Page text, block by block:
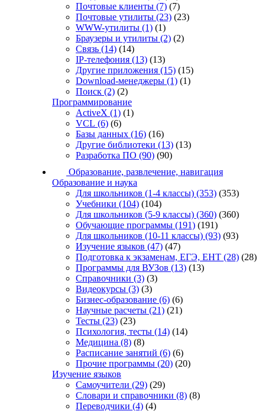
Почтовые клиенты (7) (7)
Почтовые утилиты (23) (23)
WWW-утилиты (1) (1)
Браузеры и утилиты (2) (2)
Связь (14) (14)
IP-телефония (13) (13)
Другие приложения (15) (15)
Download-менеджеры (1) (1)
Поиск (2) (2)
Программирование
ActiveX (1) (1)
VCL (6) (6)
Базы данных (16) (16)
Другие библиотеки (13) (13)
Разработка ПО (90) (90)
Образование, развлечение, навигация
Образование и наука
Для школьников (1-4 классы) (353) (353)
Учебники (104) (104)
Для школьников (5-9 классы) (360) (360)
Обучающие программы (191) (191)
Для школьников (10-11 классы) (93) (93)
Изучение языков (47) (47)
Подготовка к экзаменам, ЕГЭ, ЕНТ (28) (28)
Программы для ВУЗов (13) (13)
Справочники (3) (3)
Видеокурсы (3) (3)
Бизнес-образование (6) (6)
Научные расчеты (21) (21)
Тесты (23) (23)
Психология, тесты (14) (14)
Медицина (8) (8)
Расписание занятий (6) (6)
Прочие программы (20) (20)
Изучение языков
Самоучители (29) (29)
Словари и справочники (8) (8)
Переводчики (4) (4)